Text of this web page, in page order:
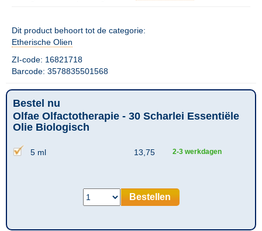
Dit product behoort tot de categorie:
Etherische Olien
ZI-code: 16821718
Barcode: 3578835501568
Bestel nu
Olfae Olfactotherapie - 30 Scharlei Essentiële
Olie Biologisch
5 ml 13,75 2-3 werkdagen
Bestellen